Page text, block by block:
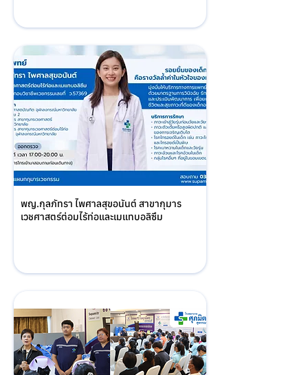
พญ.กุลภัทรา ไพศาลสุขอนันต์ สาขากุมาร
เวชศาสตร์ต่อมไร้ท่อและเมแทบอลิซึม